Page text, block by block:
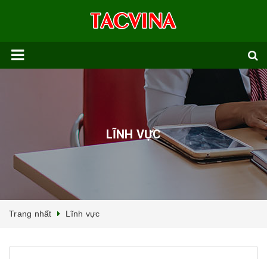
LĨNH VỰC
Trang nhất Lĩnh vực